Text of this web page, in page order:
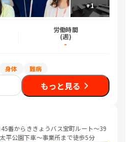
+1
労働時間
(週)
-
身体 難病
もっと見る
番からききょうバス宝町ルート〜39
平公園下車〜事業所まで徒歩5分